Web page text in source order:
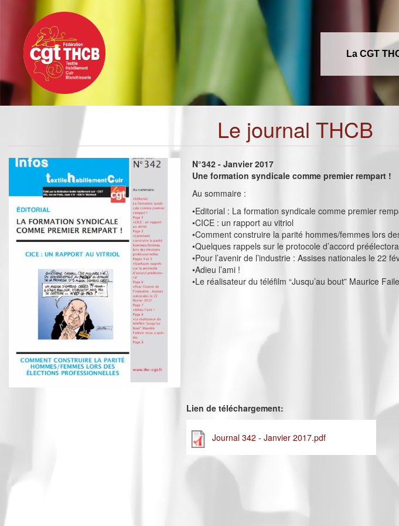
contenu
principal
La CGT
Le journal THCB
N°342 - Janvier 2017
Une formation syndicale comme premier rempart !
Au sommaire :
•Editorial : La formation syndicale comme premier
•CICE : un rapport au vitriol
•Comment construire la parité hommes/femmes lors
•Quelques rappels sur le protocole d’accord
•Pour l’avenir de l’industrie : Assises nationales le 22
•Adieu l’ami !
•Le réalisateur du téléfilm “Jusqu’au bout” Maurice
Lien de téléchargement:
Journal 342 - Janvier 2017.pdf